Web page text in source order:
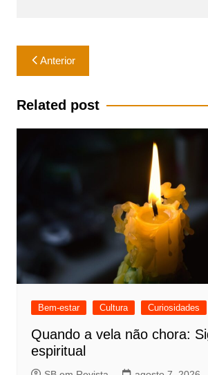
Navegação
de
Post
Anterior
Related post
Bem-estar Cultura Curiosidades
Quando a vela não chora:
espiritual